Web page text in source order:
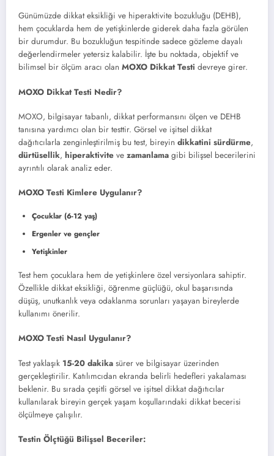
Günümüzde dikkat eksikliği ve hiperaktivite bozukluğu (DEHB),
hem çocuklarda hem de yetişkinlerde giderek daha fazla görülen
bir durumdur. Bu bozukluğun tespitinde sadece gözleme dayalı
değerlendirmeler yetersiz kalabilir. İşte bu noktada, objektif ve
bilimsel bir ölçüm aracı olan MOXO Dikkat Testi devreye girer.
MOXO Dikkat Testi Nedir?
MOXO, bilgisayar tabanlı, dikkat performansını ölçen ve DEHB
tanısına yardımcı olan bir testtir. Görsel ve işitsel dikkat
dağıtıcılarla zenginleştirilmiş bu test, bireyin dikkatini sürdürme,
dürtüsellik, hiperaktivite ve zamanlama gibi bilişsel becerilerini
ayrıntılı olarak analiz eder.
MOXO Testi Kimlere Uygulanır?
Çocuklar (6-12 yaş)
Ergenler ve gençler
Yetişkinler
Test hem çocuklara hem de yetişkinlere özel versiyonlara sahiptir.
Özellikle dikkat eksikliği, öğrenme güçlüğü, okul başarısında
düşüş, unutkanlık veya odaklanma sorunları yaşayan bireylerde
kullanımı önerilir.
MOXO Testi Nasıl Uygulanır?
Test yaklaşık 15-20 dakika sürer ve bilgisayar üzerinden
gerçekleştirilir. Katılımcıdan ekranda belirli hedefleri yakalaması
beklenir. Bu sırada çeşitli görsel ve işitsel dikkat dağıtıcılar
kullanılarak bireyin gerçek yaşam koşullarındaki dikkat becerisi
ölçülmeye çalışılır.
Testin Ölçtüğü Bilişsel Beceriler: